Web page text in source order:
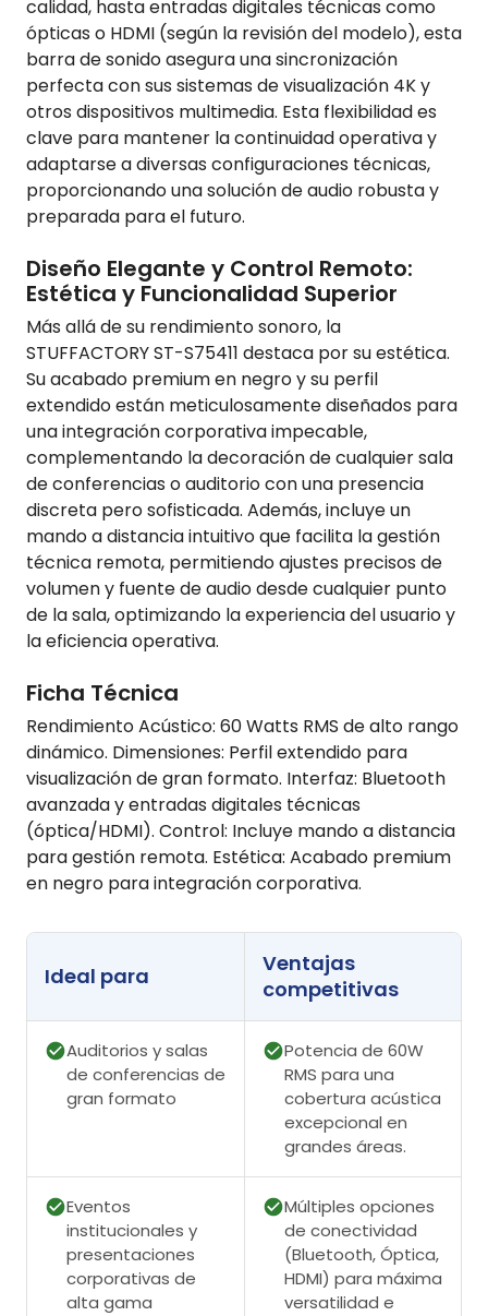
calidad, hasta entradas digitales técnicas como
ópticas o HDMI (según la revisión del modelo), esta
barra de sonido asegura una sincronización
perfecta con sus sistemas de visualización 4K y
otros dispositivos multimedia. Esta flexibilidad es
clave para mantener la continuidad operativa y
adaptarse a diversas configuraciones técnicas,
proporcionando una solución de audio robusta y
preparada para el futuro.
Diseño Elegante y Control Remoto:
Estética y Funcionalidad Superior
Más allá de su rendimiento sonoro, la
STUFFACTORY ST-S75411 destaca por su estética.
Su acabado premium en negro y su perfil
extendido están meticulosamente diseñados para
una integración corporativa impecable,
complementando la decoración de cualquier sala
de conferencias o auditorio con una presencia
discreta pero sofisticada. Además, incluye un
mando a distancia intuitivo que facilita la gestión
técnica remota, permitiendo ajustes precisos de
volumen y fuente de audio desde cualquier punto
de la sala, optimizando la experiencia del usuario y
la eficiencia operativa.
Ficha Técnica
Rendimiento Acústico: 60 Watts RMS de alto rango
dinámico. Dimensiones: Perfil extendido para
visualización de gran formato. Interfaz: Bluetooth
avanzada y entradas digitales técnicas
(óptica/HDMI). Control: Incluye mando a distancia
para gestión remota. Estética: Acabado premium
en negro para integración corporativa.
Ideal para
Ventajas
competitivas
Auditorios y salas
de conferencias de
gran formato
Potencia de 60W
RMS para una
cobertura acústica
excepcional en
grandes áreas.
Eventos
institucionales y
presentaciones
corporativas de
alta gama
Múltiples opciones
de conectividad
(Bluetooth, Óptica,
HDMI) para máxima
versatilidad e